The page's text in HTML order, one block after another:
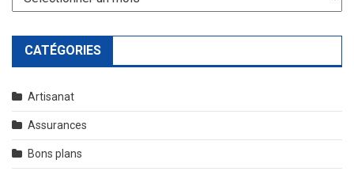
CATÉGORIES
Artisanat
Assurances
Bons plans